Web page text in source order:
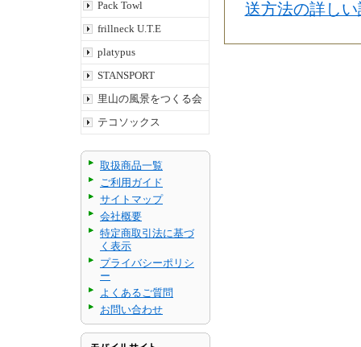
Pack Towl
frillneck U.T.E
platypus
STANSPORT
里山の風景をつくる会
テコソックス
取扱商品一覧
ご利用ガイド
サイトマップ
会社概要
特定商取引法に基づ
く表示
プライバシーポリシ
ー
よくあるご質問
お問い合わせ
送方法の詳し